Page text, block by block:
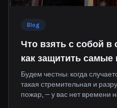
Blog
Что взять с собой в
как защитить
до наступления
Будем честны: когда
такая стремительная и
пожар, — у вас нет времени